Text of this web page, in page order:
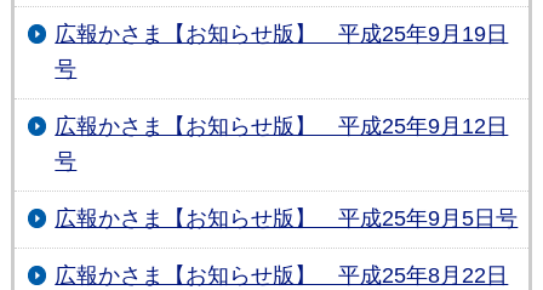
広報かさま【お知らせ版】 平成25年9月19日
号
広報かさま【お知らせ版】 平成25年9月12日
号
広報かさま【お知らせ版】 平成25年9月5日号
広報かさま【お知らせ版】 平成25年8月22日